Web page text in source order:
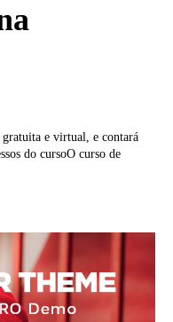
gratuita e virtual, e contará
do cursoO curso de